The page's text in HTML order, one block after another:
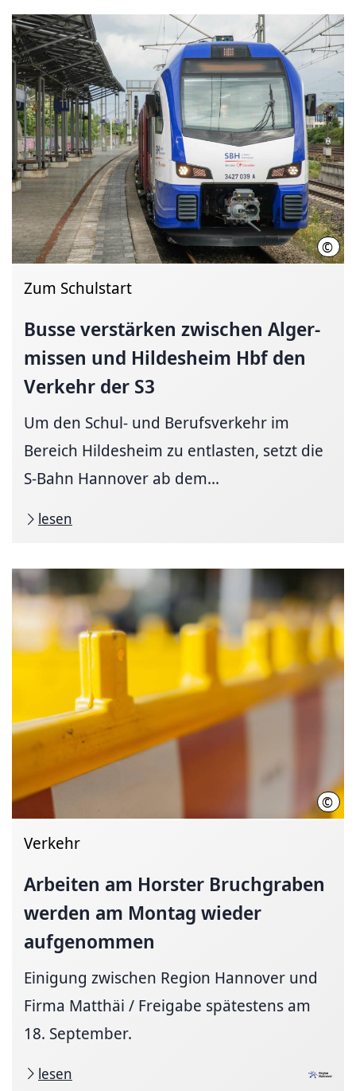
© S-
Zum Schulstart
Busse verstärken zwi­schen Al­ger­
mis­sen und Hil­des­heim Hbf den
Ver­kehr der S3
Um den Schul- und Berufsverkehr im
Bereich Hildesheim zu entlasten, setzt die
S-Bahn Hannover ab dem...
lesen
©
Verkehr
Arbeiten am Horster Bruchgraben
werden am Montag wieder
aufgenommen
Einigung zwischen Region Hannover und
Firma Matthäi / Freigabe spätestens am
18. September.
lesen